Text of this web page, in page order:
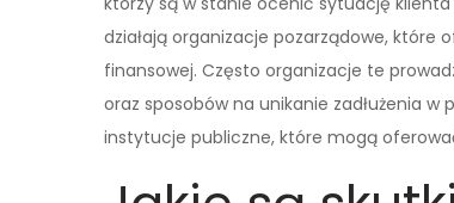
działają organizacje pozarządowe, które
finansowej. Często organizacje te
oraz sposobów na unikanie zadłużenia w
instytucje publiczne, które mogą